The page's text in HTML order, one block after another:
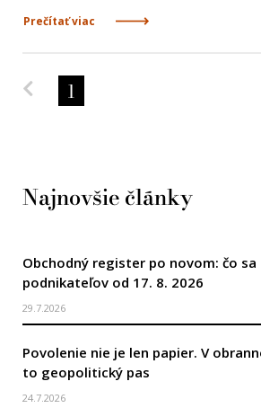
Prečítať viac
Predchádzajúca strana
1
Najnovšie články
Obchodný register po novom: čo sa
podnikateľov od 17. 8. 2026
29.7.2026
Povolenie nie je len papier. V
to geopolitický pas
24.7.2026